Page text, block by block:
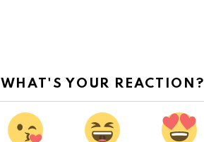
WHAT'S YOUR REACTION?